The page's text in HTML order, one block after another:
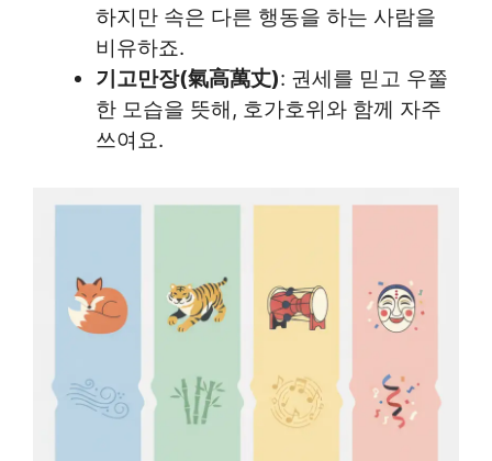
하지만 속은 다른 행동을 하는 사람을
비유하죠.
기고만장(氣高萬丈): 권세를 믿고 우쭐
한 모습을 뜻해, 호가호위와 함께 자주
쓰여요.